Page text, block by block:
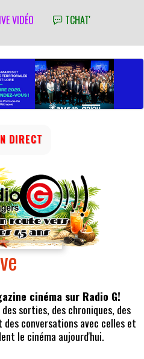
VIDÉO TCHAT'
DIRECT
cinéma sur Radio G!
sorties, des chroniques, des
conversations avec celles et
le cinéma aujourd'hui.